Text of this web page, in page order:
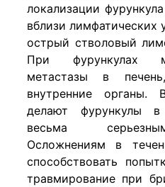
локализации
вблизи лимфатических
острый стволовый
При фурункулах
метастазы в
внутренние органы.
делают фурункулы в
весьма
Осложнениям в
способствовать
травмирование при